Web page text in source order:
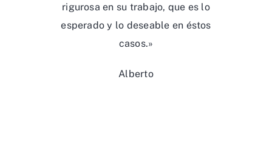
rigurosa en su trabajo, que es lo
esperado y lo deseable en éstos
casos.»
Alberto